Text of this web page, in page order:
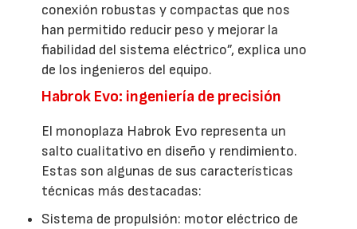
conexión robustas y compactas que nos
han permitido reducir peso y mejorar la
fiabilidad del sistema eléctrico”, explica uno
de los ingenieros del equipo.
Habrok Evo: ingeniería de precisión
El monoplaza Habrok Evo representa un
salto cualitativo en diseño y rendimiento.
Estas son algunas de sus características
técnicas más destacadas:
Sistema de propulsión: motor eléctrico de